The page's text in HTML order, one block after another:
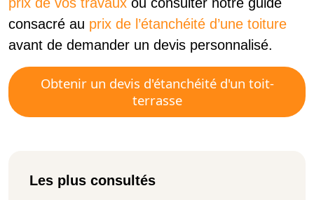
consacré au prix de l’étanchéité d’une toiture
avant de demander un devis personnalisé.
Obtenir un devis d'étanchéité d'un toit-
terrasse
Les plus consultés